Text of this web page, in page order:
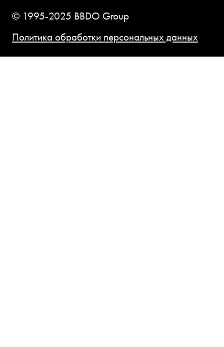
© 1995-2025 BBDO Group
Политика обработки персональных данных